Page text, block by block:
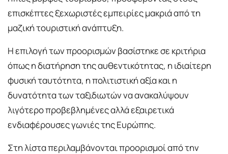
επισκέπτες ξεχωριστές εμπειρίες μακριά από τη
μαζική τουριστική ανάπτυξη.
Η επιλογή των προορισμών βασίστηκε σε κριτήρια
όπως η διατήρηση της αυθεντικότητας, η ιδιαίτερη
φυσική ταυτότητα, η πολιτιστική αξία και η
δυνατότητα των ταξιδιωτών να ανακαλύψουν
λιγότερο προβεβλημένες αλλά εξαιρετικά
ενδιαφέρουσες γωνιές της Ευρώπης.
Στη λίστα περιλαμβάνονται προορισμοί από την